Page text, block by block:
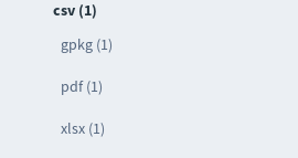
csv (1)
gpkg (1)
pdf (1)
xlsx (1)